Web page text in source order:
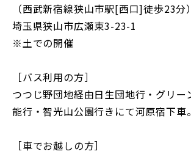
（西武新宿線狭山市駅[西口]徒歩23分）
埼玉県狭山市広瀬東3-23-1
※土での開催
［バス利用の方］
つつじ野団地経由日生団地行・グリー
能行・智光山公園行きにて河原宿下車。
［車でお越しの方］